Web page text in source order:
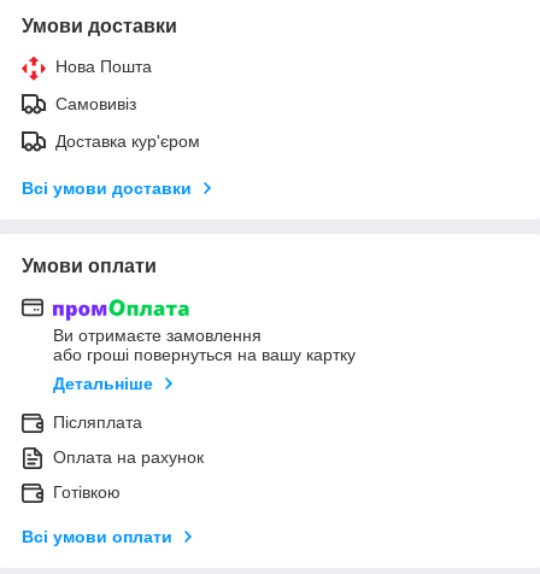
Умови доставки
Нова Пошта
Самовивіз
Доставка кур'єром
Всі умови доставки
Умови оплати
Ви отримаєте замовлення
або гроші повернуться на вашу картку
Детальніше
Післяплата
Оплата на рахунок
Готівкою
Всі умови оплати